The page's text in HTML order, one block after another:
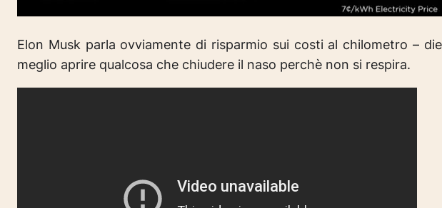
Elon Musk parla ovviamente di risparmio sui costi al chilometro –
meglio aprire qualcosa che chiudere il naso perchè non si respira.